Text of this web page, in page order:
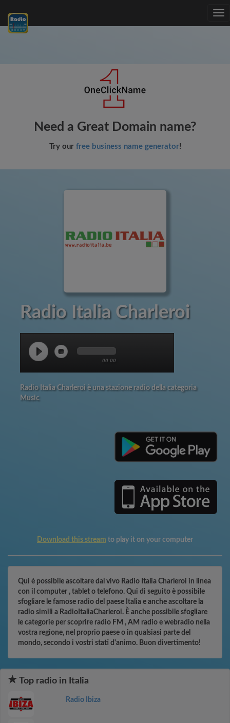
Need a Great Domain name?
Try our free business name generator!
Radio Italia Charleroi
00:00
Radio Italia Charleroi è una stazione radio della categoria
Music
Download this stream to play it on your computer
Qui è possibile ascoltare dal vivo Radio Italia Charleroi in linea
con il computer , tablet o telefono. Qui di seguito è possibile
sfogliare le famose radio del paese Italia e anche ascoltare la
radio simili a RadioItaliaCharleroi. È anche possibile sfogliare
le categorie per scoprire radio FM , AM radio e webradio nella
vostra regione, nel proprio paese o in qualsiasi parte del
mondo, secondo i vostri stati d'animo. Buon divertimento!
Top radio in Italia
Radio Ibiza